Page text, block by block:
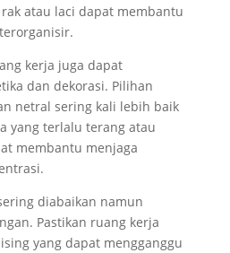
atau laci dapat membantu
kerja juga dapat
dan dekorasi. Pilihan
netral sering kali lebih baik
yang terlalu terang atau
membantu menjaga
diabaikan namun
Pastikan ruang kerja
yang dapat mengganggu